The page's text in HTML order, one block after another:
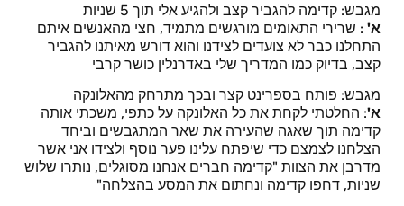
מגבש: קדימה להגביר קצב ולהגיע אלי תוך 5 שניות
א' : שרירי התאומים מורגשים מתמיד, חצי מהאנשים איתם
התחלנו כבר לא צועדים לצידנו והוא דורש מאיתנו להגביר
קצב, בדיוק כמו המדריך שלי באדרנלין כושר קרבי
מגבש: פותח בספרינט קצר ובכך מתרחק מהאלונקה
א': החלטתי לקחת את כל האלונקה על כתפי, משכתי אותה
קדימה תוך שאגה שהעירה את שאר המתגבשים וביחד
הצלחנו לצמצם כדי שיפתח עלינו פער נוסף ולצידו אני אשר
מדרבן את הצוות "קדימה חברים אנחנו מסוגלים, נותרו שלוש
שניות, דחפו קדימה ונחתום את המסע בהצלחה"